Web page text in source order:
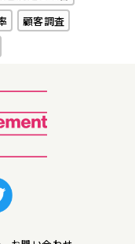
顧客調査